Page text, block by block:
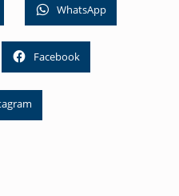
WhatsApp
Facebook